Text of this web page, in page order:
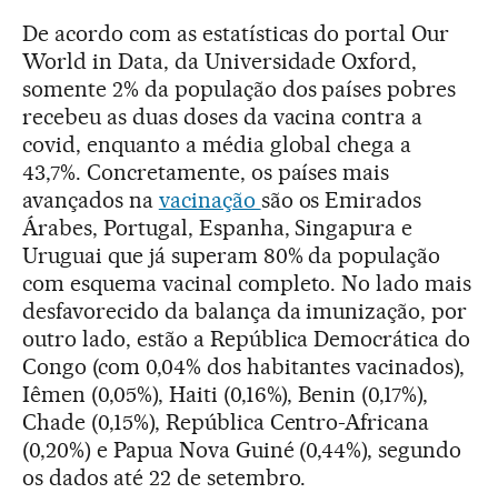
De acordo com as estatísticas do portal Our
World in Data, da Universidade Oxford,
somente 2% da população dos países pobres
recebeu as duas doses da vacina contra a
covid, enquanto a média global chega a
43,7%. Concretamente, os países mais
avançados na vacinação são os Emirados
Árabes, Portugal, Espanha, Singapura e
Uruguai que já superam 80% da população
com esquema vacinal completo. No lado mais
desfavorecido da balança da imunização, por
outro lado, estão a República Democrática do
Congo (com 0,04% dos habitantes vacinados),
Iêmen (0,05%), Haiti (0,16%), Benin (0,17%),
Chade (0,15%), República Centro-Africana
(0,20%) e Papua Nova Guiné (0,44%), segundo
os dados até 22 de setembro.